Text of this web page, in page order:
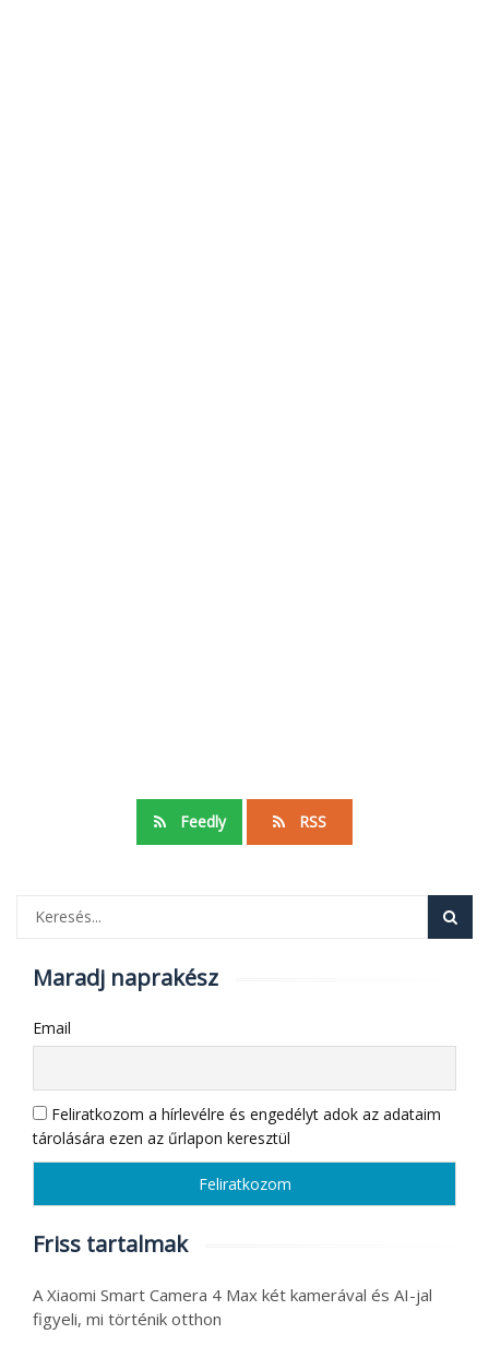
Feedly RSS
Maradj naprakész
Email
Feliratkozom a hírlevélre és engedélyt adok az adataim
tárolására ezen az űrlapon keresztül
Friss tartalmak
A Xiaomi Smart Camera 4 Max két kamerával és AI-jal
figyeli, mi történik otthon